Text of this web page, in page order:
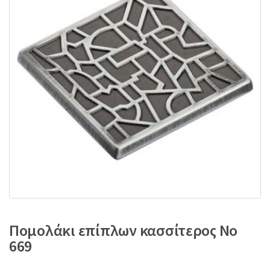
Πομολάκι επίπλων κασσίτερος No
669